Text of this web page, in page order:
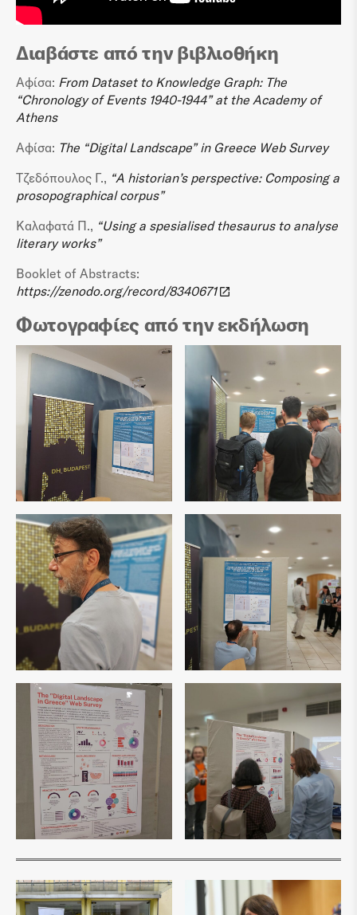
Διαβάστε από την βιβλιοθήκη
Αφίσα: From Dataset to Knowledge Graph: The
“Chronology of Events 1940-1944” at the Academy of
Athens
Αφίσα: The “Digital Landscape” in Greece Web Survey
Τζεδόπουλος Γ., “A historian’s perspective: Composing a
prosopographical corpus”
Καλαφατά Π., “Using a spesialised thesaurus to analyse
literary works”
Booklet of Abstracts:
https://zenodo.org/record/8340671
Φωτογραφίες από την εκδήλωση